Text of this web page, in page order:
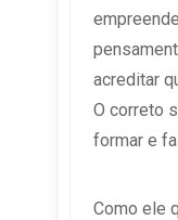
acreditar
O correto
formar e
Como ele